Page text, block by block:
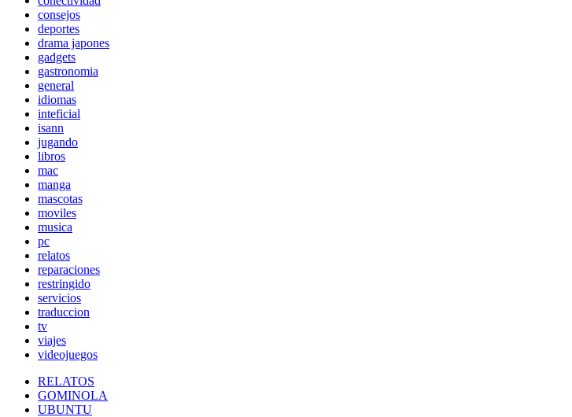
consejos
deportes
drama japones
gadgets
gastronomia
general
idiomas
inteficial
isann
jugando
libros
mac
manga
mascotas
moviles
musica
pc
relatos
reparaciones
restringido
servicios
traduccion
tv
viajes
videojuegos
RELATOS
GOMINOLA
UBUNTU